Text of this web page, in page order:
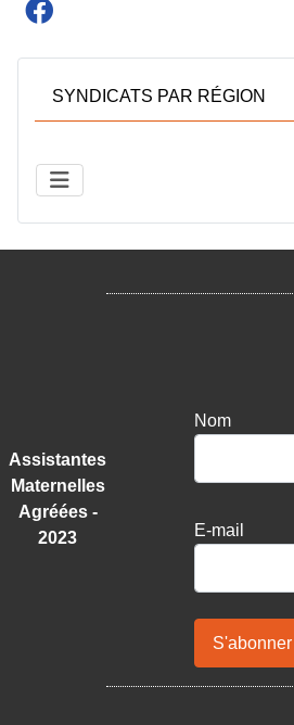
SYNDICATS PAR RÉGION
Assistantes
Maternelles
Agréées -
2023
Nom
E-mail
S'abonner